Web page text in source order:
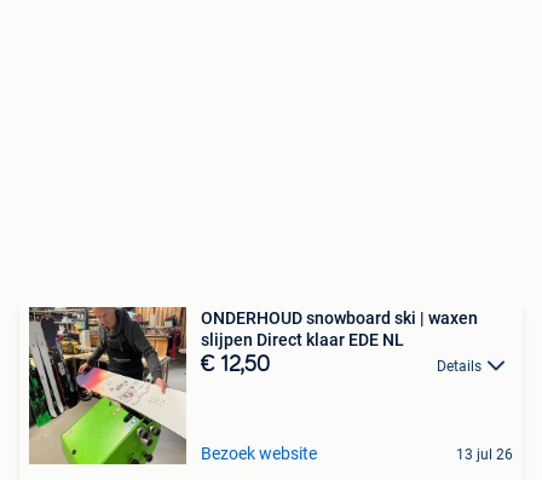
ONDERHOUD snowboard ski | waxen
slijpen Direct klaar EDE NL
€ 12,50 Details
Bezoek website 13 jul 26